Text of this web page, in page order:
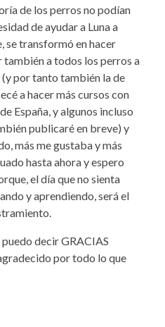
de los perros no podían
de ayudar a Luna a
se transformó en hacer
a todos los perros a
por tanto también la de
a hacer más cursos con
España, y algunos incluso
publicaré en breve) y
más me gustaba y más
hasta ahora y espero
el día que no sienta
y aprendiendo, será el
decir GRACIAS
por todo lo que